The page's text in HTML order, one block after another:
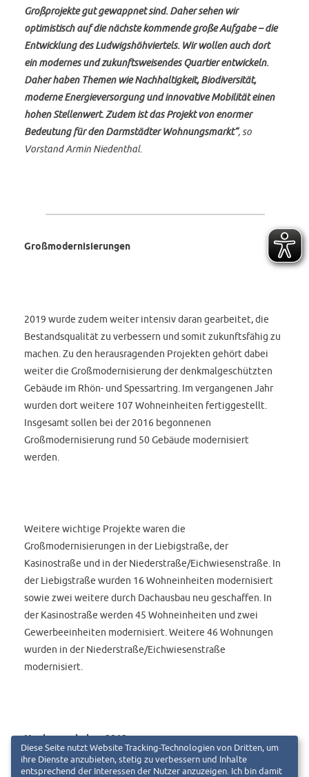
Großprojekte gut gewappnet sind. Daher sehen wir
optimistisch auf die nächste kommende große Aufgabe – die
Entwicklung des Ludwigshöhviertels. Wir wollen auch dort
ein modernes und zukunftsweisendes Quartier entwickeln.
Daher haben Themen wie Nachhaltigkeit, Biodiversität,
moderne Energieversorgung und innovative Mobilität einen
hohen Stellenwert. Zudem ist das Projekt von enormer
Bedeutung für den Darmstädter Wohnungsmarkt“, so
Vorstand Armin Niedenthal.
Großmodernisierungen
2019 wurde zudem weiter intensiv daran gearbeitet, die
Bestandsqualität zu verbessern und somit zukunftsfähig zu
machen. Zu den herausragenden Projekten gehört dabei
weiter die Großmodernisierung der denkmalgeschützten
Gebäude im Rhön- und Spessartring. Im vergangenen Jahr
wurden dort weitere 107 Wohneinheiten fertiggestellt.
Insgesamt sollen bei der 2016 begonnenen
Großmodernisierung rund 50 Gebäude modernisiert
werden.
Weitere wichtige Projekte waren die
Großmodernisierungen in der Liebigstraße, der
Kasinostraße und in der Niederstraße/Eichwiesenstraße. In
der Liebigstraße wurden 16 Wohneinheiten modernisiert
sowie zwei weitere durch Dachausbau neu geschaffen. In
der Kasinostraße werden 45 Wohneinheiten und zwei
Gewerbeeinheiten modernisiert. Weitere 46 Wohnungen
wurden in der Niederstraße/Eichwiesenstraße
modernisiert.
Neubauvorhaben 2019
Diese Seite nutzt Website Tracking-Technologien von Dritten, um
ihre Dienste anzubieten, stetig zu verbessern und Inhalte
entsprechend der Interessen der Nutzer anzuzeigen. Ich bin damit